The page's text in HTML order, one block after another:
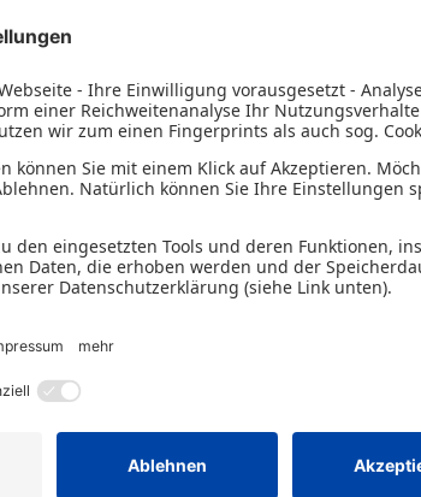
entscheidend für eine widerstandsfähige
Wir freuen uns, unsere erfolgreiche
durch diese InvestEU-
der positiven Erfolgsbilanz des COSME
wird diese neue Initiative die
Landwirte sicherstellen und ihnen den
unserer Partnerschaften in ganz
zu mobilisieren und wichtige Sektoren